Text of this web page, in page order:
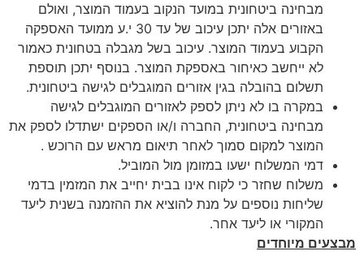
מבחינה ביטחונית במועד הנקוב בעמוד המוצר, ואולם
באזורים אלה יתכן עיכוב של עד 30 י.ע ממועד האספקה
הקבוע בעמוד המוצר. עיכוב בשל מגבלה בטחונית כאמור
לא ייחשב כאיחור באספקת המוצר. בנוסף יתכן תוספת
תשלום בהובלה בגין אזורים המוגבלים לגישה ביטחונית.
במקרה בו לא ניתן לספק לאזורים המוגבלים לגישה
מבחינה ביטחונית, החברה ו/או הספקים ישתדלו לספק את
המוצר למקום סמוך לאחר תיאום מראש עם הרוכש .
דמי המשלוח ישעו במזומן מול המוביל.
משלוח שחזר כי לקוח אינו בבית יחייב את המזמין בדמי
שליחות נוספים על מנת להוציא את ההזמנה בשנית ליעד
המקורי או ליעד אחר.
מבצעים מיוחדים